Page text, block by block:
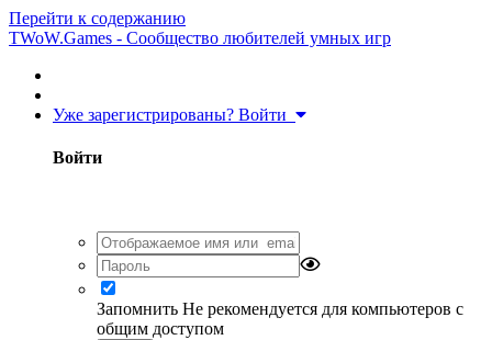
Перейти к содержанию
TWoW.Games - Сообщество любителей умных игр
Уже зарегистрированы? Войти
Войти
Запомнить Не рекомендуется для компьютеров с
общим доступом